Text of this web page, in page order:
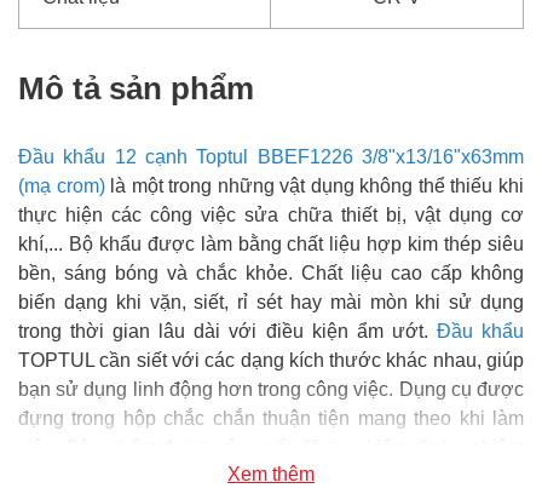
Mô tả sản phẩm
Đầu khẩu 12 cạnh Toptul BBEF1226 3/8"x13/16"x63mm
(mạ crom)là một trong những vật dụng không thể thiếu khi
thực hiện các công việc sửa chữa thiết bị, vật dụng cơ
khí,... Bộ khẩu được làm bằng chất liệu hợp kim thép siêu
bền, sáng bóng và chắc khỏe. Chất liệu cao cấp không
biến dạng khi vặn, siết, rỉ sét hay mài mòn khi sử dụng
trong thời gian lâu dài với điều kiện ẩm ướt. Đầu khẩu
TOPTUL cần siết với các dạng kích thước khác nhau, giúp
bạn sử dụng linh động hơn trong công việc. Dụng cụ được
đựng trong hộp chắc chắn thuận tiện mang theo khi làm
ngặt, đáp ứng được về tiêu chuẩn kỹ thuật, chất lượng
Xem thêm